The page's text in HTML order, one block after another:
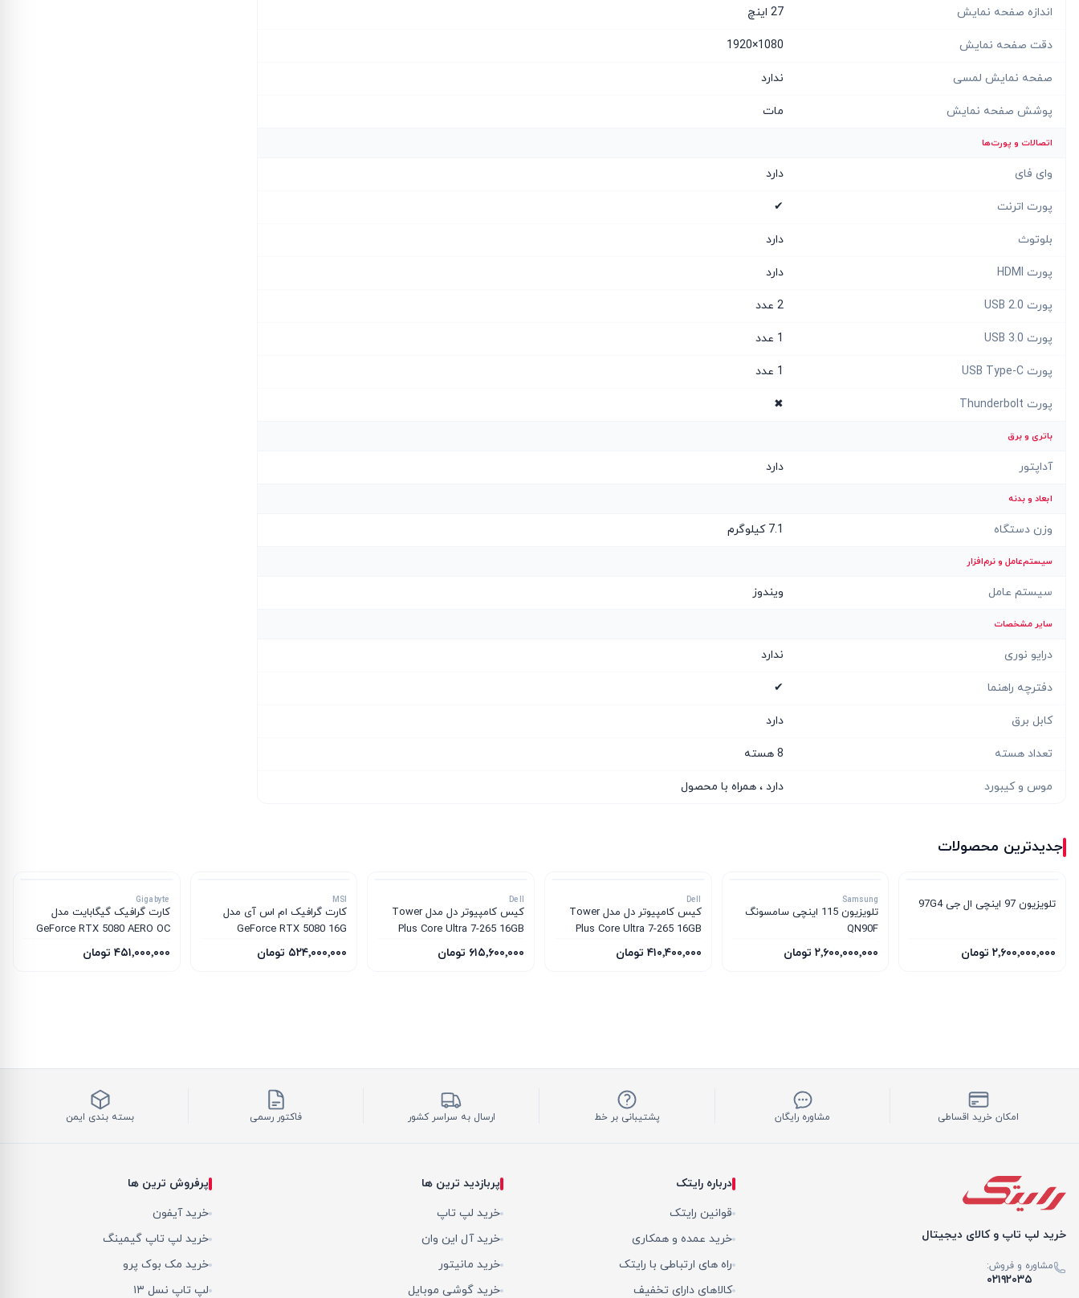
اندازه صفحه نمایش 27 اینچ
دقت صفحه نمایش 1080×1920
صفحه نمایش لمسی ندارد
پوشش صفحه نمایش مات
اتصالات و پورت‌ها
وای فای دارد
پورت اترنت ✔
بلوتوث دارد
پورت HDMI دارد
پورت USB 2.0 2 عدد
پورت USB 3.0 1 عدد
پورت USB Type-C 1 عدد
پورت Thunderbolt ✖
باتری و برق
آداپتور دارد
ابعاد و بدنه
وزن دستگاه 7.1 کیلوگرم
سیستم‌عامل و نرم‌افزار
سیستم عامل ویندوز
سایر مشخصات
درایو نوری ندارد
دفترچه راهنما ✔
کابل برق دارد
تعداد هسته 8 هسته
موس و کیبورد دارد ، همراه با محصول
جدیدترین محصولات
تلویزیون 97 اینچی ال جی 97G4
۲٬۶۰۰٬۰۰۰٬۰۰۰ تومان
Samsung
تلویزیون 115 اینچی سامسونگ
QN90F
۲٬۶۰۰٬۰۰۰٬۰۰۰ تومان
Dell
کیس کامپیوتر دل مدل Tower
Plus Core Ultra 7-265 16GB
1TB SSD 8GB RTX 5060
۴۱۰٬۴۰۰٬۰۰۰ تومان
Dell
کیس کامپیوتر دل مدل Tower
Plus Core Ultra 7-265 16GB
1TB SSD 12GB RTX 5070
۶۱۵٬۶۰۰٬۰۰۰ تومان
MSI
کارت گرافیک ام‌ اس‌ آی مدل
GeForce RTX 5080 16G
INSPIRE 3X OC
۵۲۴٬۰۰۰٬۰۰۰ تومان
Gigabyte
کارت گرافیک گیگابایت مدل
GeForce RTX 5080 AERO OC
SFF 16G
۴۵۱٬۰۰۰٬۰۰۰ تومان
امکان خرید اقساطی مشاوره رایگان پشتیبانی بر خط ارسال به سراسر کشور فاکتور رسمی بسته بندی ایمن
خرید لپ تاپ و کالای دیجیتال
مشاوره و فروش:
۰۲۱۹۲۰۳۵
درباره رایتک
قوانین رایتک
خرید عمده و همکاری
راه های ارتباطی با رایتک
کالاهای دارای تخفیف
پربازدید ترین ها
خرید لپ تاپ
خرید آل این وان
خرید مانیتور
خرید گوشی موبایل
پرفروش ترین ها
خرید آیفون
خرید لپ تاپ گیمینگ
خرید مک بوک پرو
لپ تاپ نسل ۱۳